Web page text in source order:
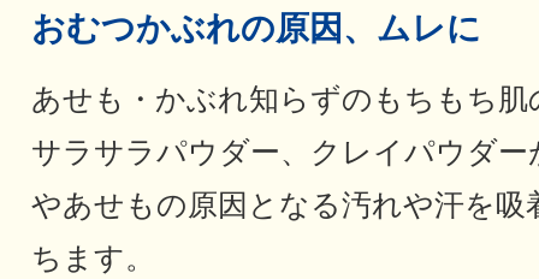
おむつかぶれの原因、ムレに
あせも・かぶれ知らずのもちもち
サラサラパウダー、クレイパウダ
やあせもの原因となる汚れや汗を吸
ちます。